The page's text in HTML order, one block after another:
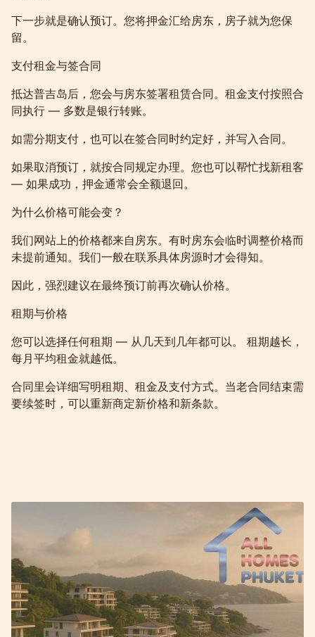
下一步就是确认预订。您将押金汇给房东，房子就为您保
留。
支付租金与签合同
抵达普吉岛后，您会与房东签署租赁合同。租金支付按照合
同执行 — 多数是银行转账。
如需分期支付，也可以在签合同时约定好，并写入合同。
如果取消预订，就按合同规定办理。您也可以帮忙找新租客
— 如果成功，押金通常会全额退回。
为什么价格可能会变？
我们网站上的价格都来自房东。有时房东会临时调整价格而
未提前通知。我们一般在联系具体房源时才会得知。
因此，强烈建议在最终预订前再次确认价格。
租期与价格
您可以选择任何租期 — 从几天到几年都可以。 租期越长，
每月平均租金就越低。
合同里会详细写明租期、租金及支付方式。当老合同结束需
要续签时，可以重新商定新价格和新条款。